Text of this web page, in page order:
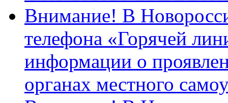
Внимание! В
телефона «Горячей
информации о
органах местного